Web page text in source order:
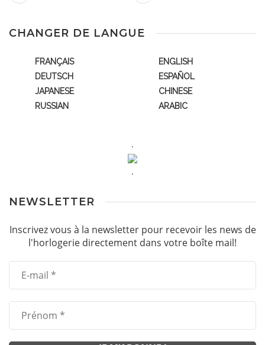
CHANGER DE LANGUE
FRANÇAIS
ENGLISH
DEUTSCH
ESPAÑOL
JAPANESE
CHINESE
RUSSIAN
ARABIC
.
.
NEWSLETTER
Inscrivez vous à la newsletter pour recevoir les news de
l'horlogerie directement dans votre boîte mail!